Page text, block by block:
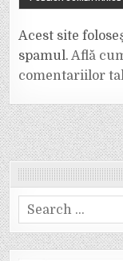
Acest site
spamul.Află
comentariilor
Search
for: